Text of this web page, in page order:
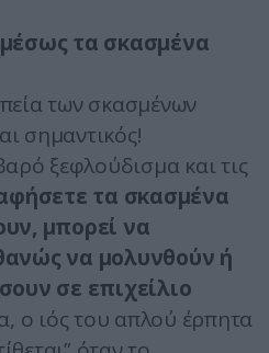
τα σκασμένα
των σκασμένων
σημαντικός!
ξεφλούδισμα και τις
τα σκασμένα
μπορεί να
να μολυνθούν ή
σε επιχείλιο
ο ιός του απλού έρπητα